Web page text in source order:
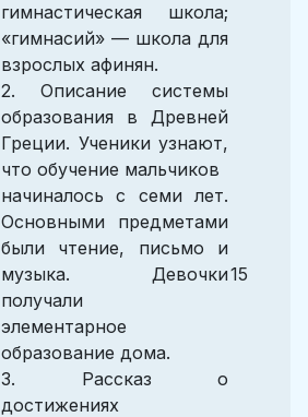
гимнастическая школа;
«гимнасий» — школа для
взрослых афинян.
2. Описание системы
образования в Древней
Греции. Ученики узнают,
что обучение мальчиков
начиналось с семи лет.
Основными предметами
были чтение, письмо и
музыка. Девочки
получали
элементарное
образование дома.
3. Рассказ о
достижениях
15